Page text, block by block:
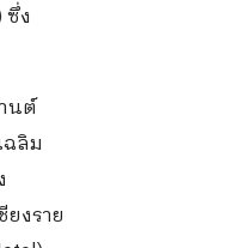
ซึ่ง
นต์
ลิม
งราย